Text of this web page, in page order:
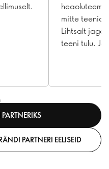
mitte
Lihtsalt jaga
teeni tulu.
PARTNERI EELISEID